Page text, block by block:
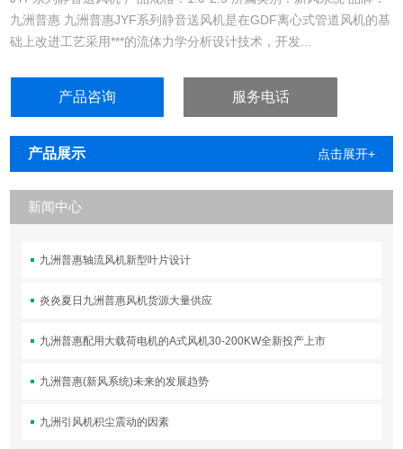
九洲普惠 九洲普惠JYF系列静音送风机是在GDF离心式管道风机的基
础上改进工艺采用***的流体力学分析设计技术，开发...
产品咨询 服务电话
产品展示 点击展开+
新闻中心
九洲普惠轴流风机新型叶片设计
炎炎夏日九洲普惠风机货源大量供应
九洲普惠配用大载荷电机的A式风机30-200KW全新投产上市
九洲普惠(新风系统)未来的发展趋势
九洲引风机积尘震动的因素